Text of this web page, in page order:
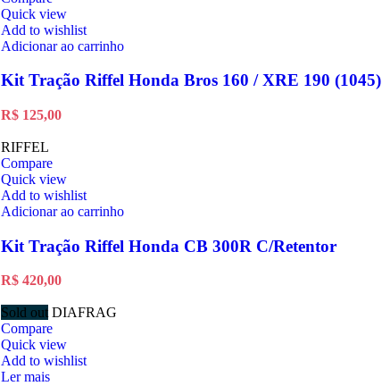
Quick view
Add to wishlist
Adicionar ao carrinho
Kit Tração Riffel Honda Bros 160 / XRE 190 (1045)
R$125,00
RIFFEL
Compare
Quick view
Add to wishlist
Adicionar ao carrinho
Kit Tração Riffel Honda CB 300R C/Retentor
R$420,00
Sold out DIAFRAG
Compare
Quick view
Add to wishlist
Ler mais